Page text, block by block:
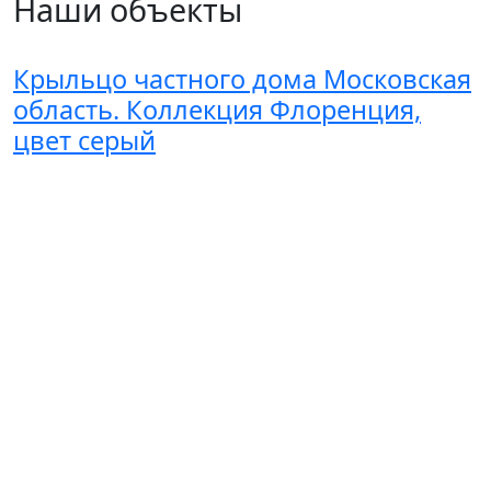
Наши объекты
Крыльцо частного дома Московская
область. Коллекция Флоренция,
цвет серый